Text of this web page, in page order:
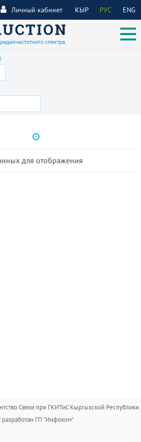
КЫР РУС ENG
Личный кабинет
для отображения
Связи при ГКИТиС Кыргызской Республики
разработан ГП "Инфоком"